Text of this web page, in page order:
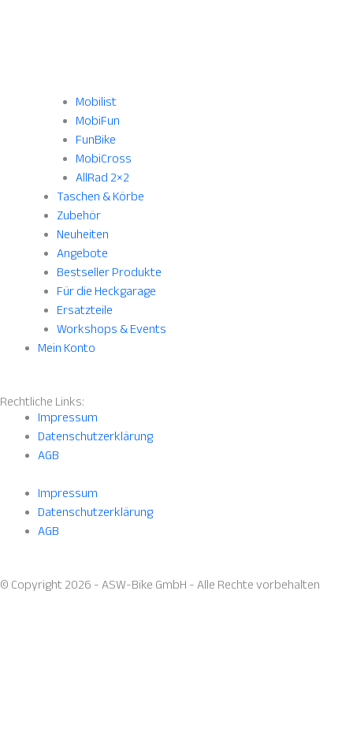
Mobilist
MobiFun
FunBike
MobiCross
AllRad 2×2
Taschen & Körbe
Zubehör
Neuheiten
Angebote
Bestseller Produkte
Für die Heckgarage
Ersatzteile
Workshops & Events
Mein Konto
Rechtliche Links:
Impressum
Datenschutzerklärung
AGB
Impressum
Datenschutzerklärung
AGB
© Copyright 2026 - ASW-Bike GmbH - Alle Rechte vorbehalten